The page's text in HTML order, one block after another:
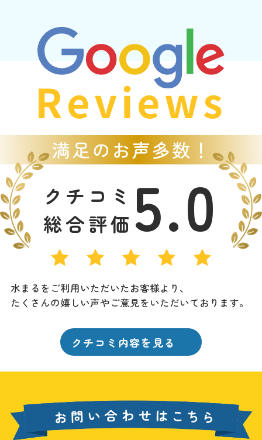
Reviews
クチコミ
総合評価 5.0
水まるをご利用いただいたお客様より、
たくさんの嬉しい声やご意見をいただいております。
クチコミ内容を見る